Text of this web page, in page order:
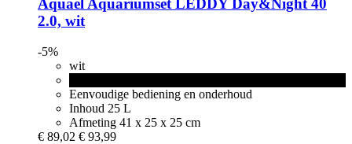
Aquael Aquariumset LEDDY Day&Night 40
2.0, wit
-5%
wit
Eenvoudige bediening en onderhoud
Inhoud 25 L
Afmeting 41 x 25 x 25 cm
€ 89,02 € 93,99